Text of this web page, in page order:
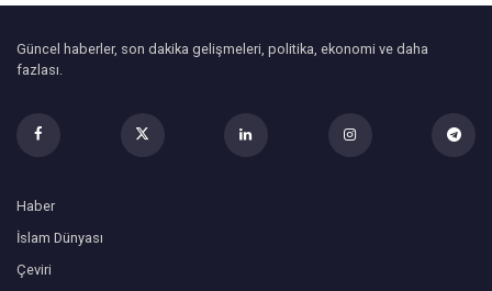
Güncel haberler, son dakika gelişmeleri, politika, ekonomi ve daha
fazlası.
Haber
İslam Dünyası
Çeviri